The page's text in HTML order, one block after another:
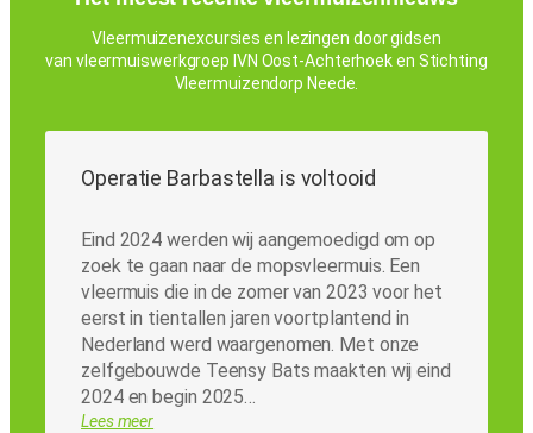
Vleermuizenexcursies en lezingen door gidsen
van vleermuiswerkgroep IVN Oost-Achterhoek en Stichting
Vleermuizendorp Neede.
Operatie Barbastella is voltooid
Eind 2024 werden wij aangemoedigd om op
zoek te gaan naar de mopsvleermuis. Een
vleermuis die in de zomer van 2023 voor het
eerst in tientallen jaren voortplantend in
Nederland werd waargenomen. Met onze
zelfgebouwde Teensy Bats maakten wij eind
2024 en begin 2025…
Lees meer